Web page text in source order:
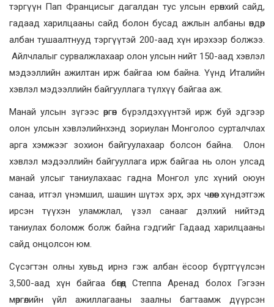
тэргүүн Пап Францисыг дагалдан тус улсын ерөнхий сайд,
гадаад харилцааны сайд болон бусад ажлын албаны өндөр
албан тушаалтнууд тэргүүтэй 200-аад хүн ирэхээр болжээ.
Айлчлалыг сурвалжлахаар олон улсын нийт 150-аад хэвлэл
мэдээллийн ажилтан ирж байгаа юм байна. Үүнд Италийн
хэвлэл мэдээллийн байгууллага түлхүү байгаа аж.
Манай улсын зүгээс өргөн бүрэлдэхүүнтэй ирж буй эдгээр
олон улсын хэвлэлийнхэнд зориулан Монголоо сурталчлах
арга хэмжээг зохион байгуулахаар болсон байна. Олон
хэвлэл мэдээллийн байгууллага ирж байгаа нь олон улсад
манай улсыг таниулахаас гадна Монгол улс хүний оюун
санаа, итгэл үнэмшил, шашин шүтэх эрх, эрх чөлөөг хүндэтгэж
ирсэн түүхэн уламжлал, үзэл санааг дэлхий нийтэд
таниулах боломж болж байна гэдгийг Гадаад харилцааны
сайд онцолсон юм.
Сүсэгтэн олны хувьд ирнэ гэж албан ёсоор бүртгүүлсэн
3,500-аад хүн байгаа бөгөөд Степпа Аренад болох Гэгээн
мөргөлийн үйл ажиллагааны заалны багтаамж дүүрсэн